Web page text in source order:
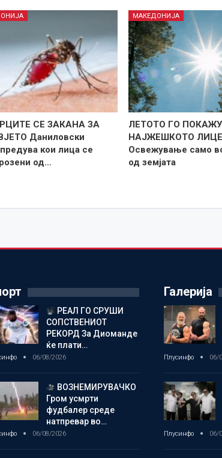
СЕ ЗАКАНА ЗА
Даниловски
кои лица се
од…
МАКЕДОНИЈА
ЛЕТОТО ГО
НАЈЖЕШКОТО ЛИЦE
Освежување само
од земјата
РЕАЛ ГО СРУШИ
СОПСТВЕНИОТ
РЕКОРД За Диоманде
ќе плати…
06/08/2026
ВОЗНЕМИРУВАЧКО
Гром усмрти
фудбалер среде
натпревар во…
06/08/2026
Галерија
Плусинфо 06/
Плусинфо 06/